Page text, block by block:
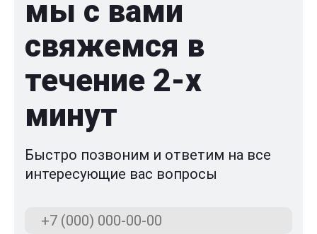
мы с вами
свяжемся в
течение 2-x
минут
Быстро позвоним и ответим на все
интересующие вас вопросы